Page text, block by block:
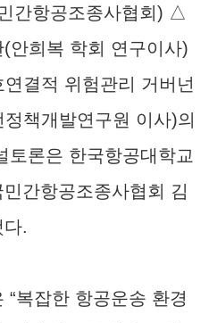
간항공조종사협회) △
안희복 학회 연구이사)
결적 위험관리 거버넌
책개발연구원 이사)의
토론은 한국항공대학교
간항공조종사협회 김
.
복잡한 항공운송 환경